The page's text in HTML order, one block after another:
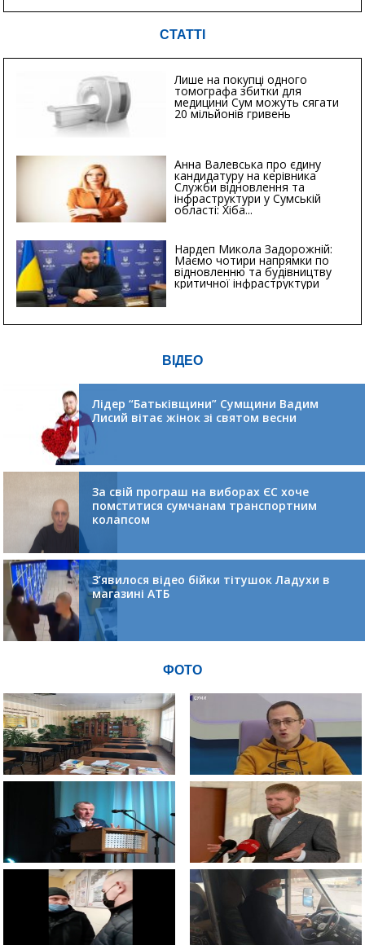
СТАТТІ
Лише на покупці одного
томографа збитки для
медицини Сум можуть сягати
20 мільйонів гривень
Анна Валевська про єдину
кандидатуру на керівника
Служби відновлення та
інфраструктури у Сумській
області: Хіба...
Нардеп Микола Задорожній:
Маємо чотири напрямки по
відновленню та будівництву
критичної інфраструктури
ВІДЕО
Лідер “Батьківщини” Сумщини Вадим
Лисий вітає жінок зі святом весни
За свій програш на виборах ЄС хоче
помститися сумчанам транспортним
колапсом
З’явилося відео бійки тітушок Ладухи в
магазині АТБ
ФОТО